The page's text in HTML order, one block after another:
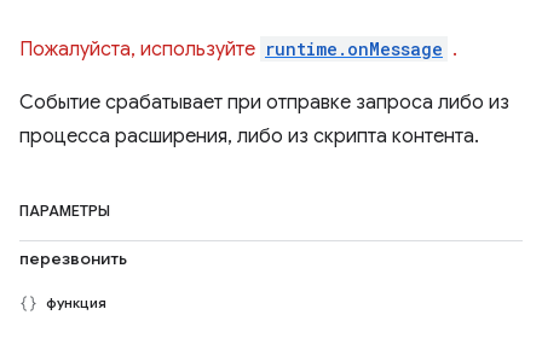
Пожалуйста, используйте runtime.onMessage .
Событие срабатывает при отправке запроса либо из
процесса расширения, либо из скрипта контента.
ПАРАМЕТРЫ
перезвонить
функция